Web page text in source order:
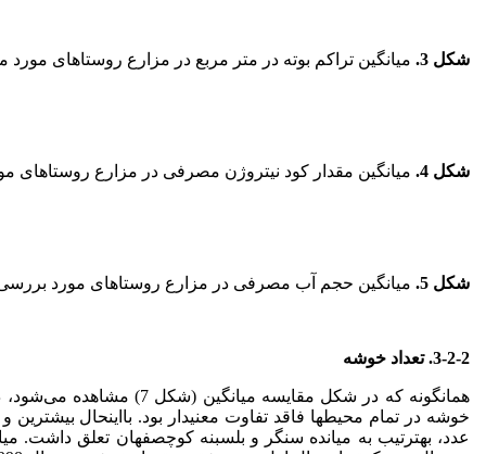
شکل 3 . میانگین تراکم بوته در متر مربع در مزارع روستا­های مورد
شکل 4 . میانگین مقدار کود نیتروژن مصرفی در مزارع روستاهای
شکل 5 . میانگین حجم آب مصرفی در مزارع روستاهای مورد
3-2-2. تعداد خوشه
همان­گونه که در شکل مقایسه
عدد، به­ترتیب به میان­ده سنگر و بلسبنه کوچصفهان تعلق داشت.